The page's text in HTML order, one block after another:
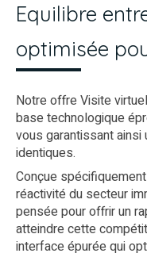
Equilibre
optimisée
Notre offre Visite
base technologique
vous garantissant ainsi
identiques.
Conçue
réactivité du secteur
pensée pour offrir un
atteindre cette
interface épurée qui